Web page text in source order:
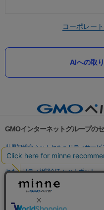
コーポレー
AIへの取
GMOインターネットグループの
世界初総合ネットセキュリティサービ
パスワード漏洩診断
Webサイトリ
セキュリティ相談AIチャットボット
実在証明・盗聴対策
サイバー攻撃対策（GMO Flatt Security）